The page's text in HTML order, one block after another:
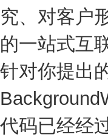
究、对客户
的一站式互
针对你提出
代码已经经